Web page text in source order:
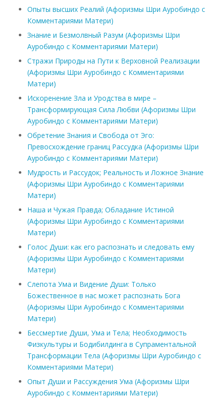
Опыты высших Реалий (Афоризмы Шри Ауробиндо с
Комментариями Матери)
Знание и Безмолвный Разум (Афоризмы Шри
Ауробиндо с Комментариями Матери)
Стражи Природы на Пути к Верховной Реализации
(Афоризмы Шри Ауробиндо с Комментариями
Матери)
Искоренение Зла и Уродства в мире –
Трансформирующая Сила Любви (Афоризмы Шри
Ауробиндо с Комментариями Матери)
Обретение Знания и Свобода от Эго:
Превосхождение границ Рассудка (Афоризмы Шри
Ауробиндо с Комментариями Матери)
Мудрость и Рассудок; Реальность и Ложное Знание
(Афоризмы Шри Ауробиндо с Комментариями
Матери)
Наша и Чужая Правда; Обладание Истиной
(Афоризмы Шри Ауробиндо с Комментариями
Матери)
Голос Души: как его распознать и следовать ему
(Афоризмы Шри Ауробиндо с Комментариями
Матери)
Слепота Ума и Видение Души: Только
Божественное в нас может распознать Бога
(Афоризмы Шри Ауробиндо с Комментариями
Матери)
Бессмертие Души, Ума и Тела; Необходимость
Физкультуры и Бодибилдинга в Супраментальной
Трансформации Тела (Афоризмы Шри Ауробиндо с
Комментариями Матери)
Опыт Души и Рассуждения Ума (Афоризмы Шри
Ауробиндо с Комментариями Матери)